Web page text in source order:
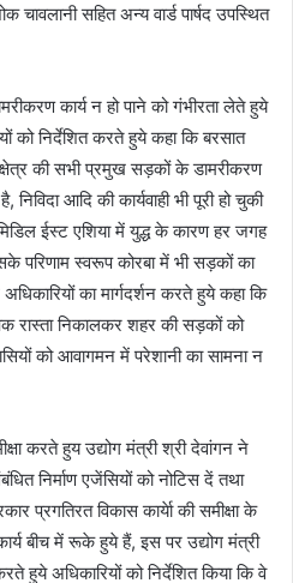
चावलानी सहित अन्य वार्ड पार्षद उपस्थित
कार्य न हो पाने को गंभीरता लेते हुये
को निर्देशित करते हुये कहा कि बरसात
की सभी प्रमुख सड़कों के डामरीकरण
आदि की कार्यवाही भी पूरी हो चुकी
ईस्ट एशिया में युद्ध के कारण हर जगह
परिणाम स्वरूप कोरबा में भी सड़कों का
का मार्गदर्शन करते हुये कहा कि
रास्ता निकालकर शहर की सड़कों को
को आवागमन में परेशानी का सामना न
करते हुय उद्योग मंत्री श्री देवांगन ने
निर्माण एजेंसियों को नोटिस दें तथा
प्रगतिरत विकास कार्येा की समीक्षा के
बीच में रूके हुये हैं, इस पर उद्योग मंत्री
हुये अधिकारियों को निर्देशित किया कि वे